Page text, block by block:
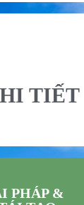
TIẾT
PHÁP &